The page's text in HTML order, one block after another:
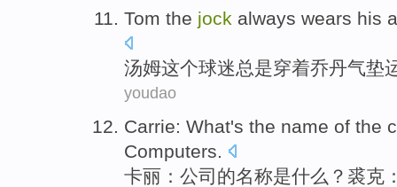
Tom the jock always wears his
汤姆这个球迷总是穿着乔丹气垫
youdao
Carrie: What's the name of the
Computers.
卡丽 ： 公司 的名称是什么 ？ 裘克